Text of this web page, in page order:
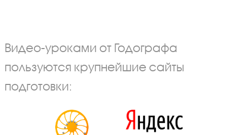
Видео-уроками от Годографа